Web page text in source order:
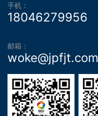
手机：
18046279956
邮箱：
woke@jpfjt.com